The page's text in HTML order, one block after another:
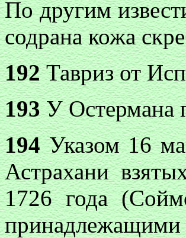
По другим
содрана кожа
192Тавриз от
193У Остермана
194Указом 16
Астрахани
1726 года